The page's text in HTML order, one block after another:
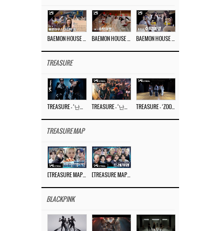
BAEMON HOUSE EP.8 BAEMON HOUSE EP.7 BAEMON HOUSE EP.6
TREASURE
TREASURE – ‘난리나 (NALLY-NA) (HYUNHAYO)’ DANCE PERFORMANCE VIDEO TREASURE – ‘난리나 (NALLY-NA) (HYUNHAYO)’ M/V TREASURE – ‘ZOOM ZOOM’ DANCE PRACTICE VIDEO
TREASURE MAP
[TREASURE MAP] EP.77 🥲 우리 트레저 겁쟁이 아닙니다 🤚 기묘한 전시회 [TREASURE MAP] EP.77 🕯️ THE STRANGE EXHIBITION 🕰️ TEASER
BLACKPINK